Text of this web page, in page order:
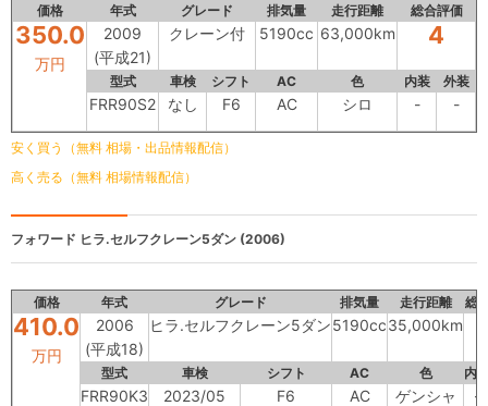
価格 年式 グレード 排気量 走行距離 総合評価
350.0
万円
2009
(平成21)
クレーン付 5190cc 63,000km 4
型式 車検 シフト AC 色 内装 外装
FRR90S2 なし F6 AC シロ - -
安く買う（無料 相場・出品情報配信）
高く売る（無料 相場情報配信）
フォワード ヒラ.セルフクレーン5ダン (2006)
価格 年式 グレード 排気量 走行距離 総
410.0
万円
2006
(平成18)
ヒラ.セルフクレーン5ダン5190cc35,000km
型式 車検 シフト AC 色 内
FRR90K3 2023/05 F6 AC ゲンシャ -